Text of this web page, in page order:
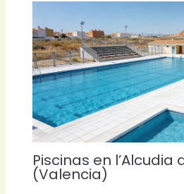
Piscinas en l’Alcudia
(Valencia)